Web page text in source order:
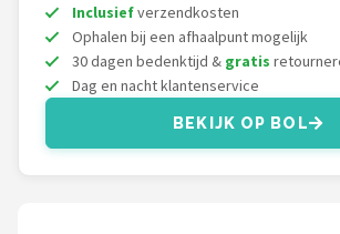
New Looxs
BBB Cycling
Schwalbe
Inclusiefverzendkosten
Ophalen bij een afhaalpunt mogelijk
30 dagen bedenktijd & gratis
Dag en nacht klantenservice
BEKIJK OP BOL